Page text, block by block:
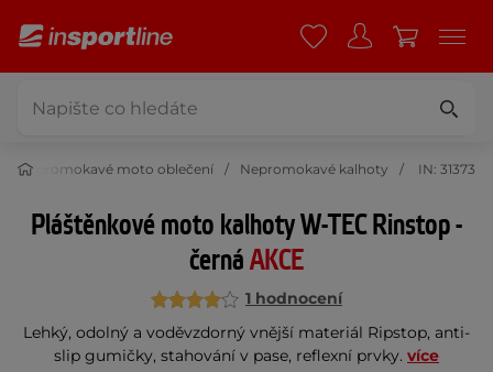
Nepromokavé moto oblečení Nepromokavé kalhoty IN: 31373
Pláštěnkové moto kalhoty W-TEC Rinstop -
černáAKCE
1 hodnocení
Lehký, odolný a voděvzdorný vnější materiál Ripstop, anti-
slip gumičky, stahování v pase, reflexní prvky. více